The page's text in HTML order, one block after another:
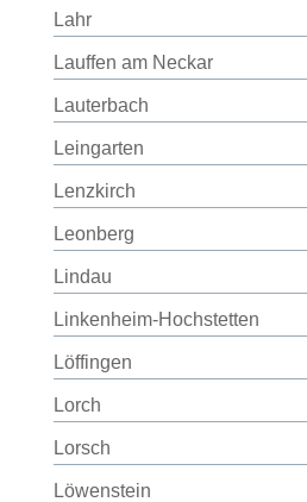
Lahr
Lauffen am Neckar
Lauterbach
Leingarten
Lenzkirch
Leonberg
Lindau
Linkenheim-Hochstetten
Löffingen
Lorch
Lorsch
Löwenstein